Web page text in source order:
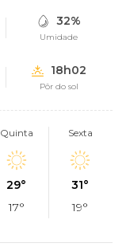
32%
Umidade
18h02
Pôr do sol
Quinta
29°
17°
Sexta
31°
19°